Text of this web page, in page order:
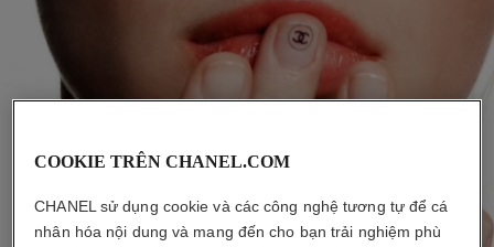
COOKIE TRÊN CHANEL.COM
CHANEL sử dụng cookie và các công nghệ tương tự để cá
nhân hóa nội dung và mang đến cho bạn trải nghiệm phù